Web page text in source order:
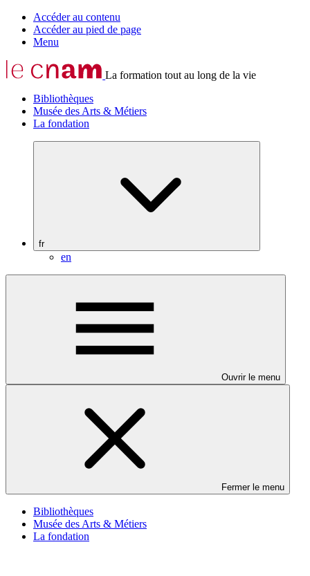
Accéder au contenu
Accéder au pied de page
Menu
La formation tout au long de la vie
Bibliothèques
Musée des Arts & Métiers
La fondation
fr
en
Ouvrir le menu
Fermer le menu
Bibliothèques
Musée des Arts & Métiers
La fondation